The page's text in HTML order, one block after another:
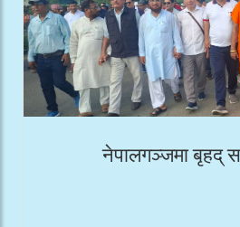
नेपालगञ्जमा बृहद्